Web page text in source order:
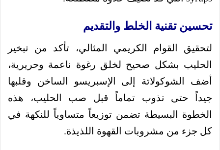
تحسين تقنية الخلط والتقديم
لتحقيق القوام الكريمي المثالي، تأكد من تبخير
الحليب بشكل صحيح لخلق رغوة ناعمة وحريرية،
أضف الشوكولاتة إلى الإسبريسو الساخن وقلبها
جيداً حتى تذوب تماماً قبل صب الحليب، هذه
الخطوة البسيطة تضمن توزيعاً متساوياً للنكهة في
كل جزء من مشروبات القهوة اللذيذة.